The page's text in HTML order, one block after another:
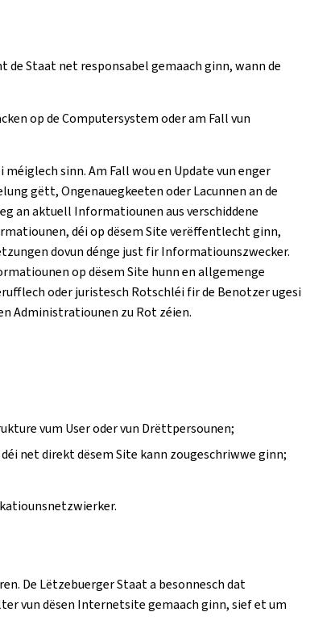
Staat net responsabel gemaach ginn, wann de
op de Computersystem oder am Fall vun
sinn. Am Fall wou en Update vun enger
gëtt, Ongenauegkeeten oder Lacunnen an de
an aktuell Informatiounen aus verschiddene
déi op dësem Site verëffentlecht ginn,
dovun dénge just fir Informatiounszwecker.
op dësem Site hunn en allgemenge
oder juristesch Rotschléi fir de Benotzer ugesi
Administratiounen zu Rot zéien.
vum User oder vun Drëttpersounen;
net direkt dësem Site kann zougeschriwwe ginn;
De Lëtzebuerger Staat a besonnesch dat
vun dësen Internetsite gemaach ginn, sief et um